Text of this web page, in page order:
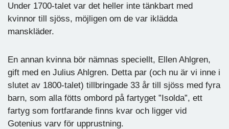
Under 1700-talet var det heller inte tänkbart med
kvinnor till sjöss, möjligen om de var iklädda
manskläder.
En annan kvinna bör nämnas speciellt, Ellen Ahlgren,
gift med en Julius Ahlgren. Detta par (och nu är vi inne i
slutet av 1800-talet) tillbringade 33 år till sjöss med fyra
barn, som alla fötts ombord på fartyget ”Isolda”, ett
fartyg som fortfarande finns kvar och ligger vid
Gotenius varv för upprustning.